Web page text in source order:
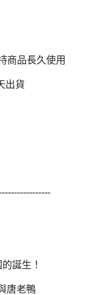
商品長久使用
出貨
誕生！
唐老鴨